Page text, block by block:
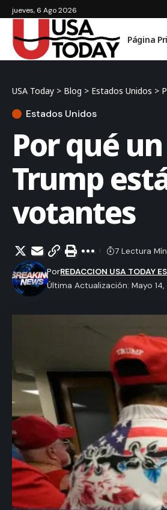
jueves, 6 Ago 2026
Página
USA Today > Blog > Estados Unidos >
Estados Unidos
Por qué
Trump
votantes
Última Actualización: Mayo
PorREDACCION USA TODAY
7 Lectura